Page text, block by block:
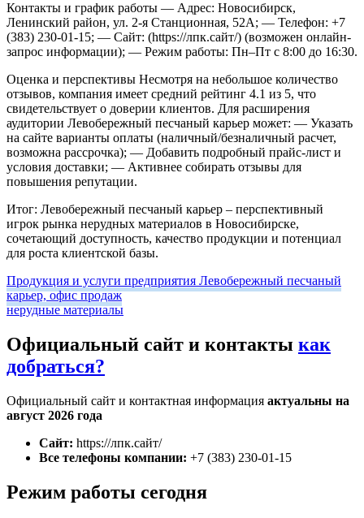
Контакты и график работы — Адрес: Новосибирск,
Ленинский район, ул. 2-я Станционная, 52А; — Телефон: +7
(383) 230-01-15; — Сайт: (https://лпк.сайт/) (возможен онлайн-
запрос информации); — Режим работы: Пн–Пт с 8:00 до 16:30.
Оценка и перспективы Несмотря на небольшое количество
отзывов, компания имеет средний рейтинг 4.1 из 5, что
свидетельствует о доверии клиентов. Для расширения
аудитории Левобережный песчаный карьер может: — Указать
на сайте варианты оплаты (наличный/безналичный расчет,
возможна рассрочка); — Добавить подробный прайс-лист и
условия доставки; — Активнее собирать отзывы для
повышения репутации.
Итог: Левобережный песчаный карьер – перспективный
игрок рынка нерудных материалов в Новосибирске,
сочетающий доступность, качество продукции и потенциал
для роста клиентской базы.
Продукция и услуги предприятия Левобережный песчаный
карьер, офис продаж
нерудные материалы
Официальный сайт и контакты как
добраться?
Официальный сайт и контактная информация актуальны на
август 2026 года
Сайт: https://лпк.сайт/
Все телефоны компании: +7 (383) 230-01-15
Режим работы сегодня